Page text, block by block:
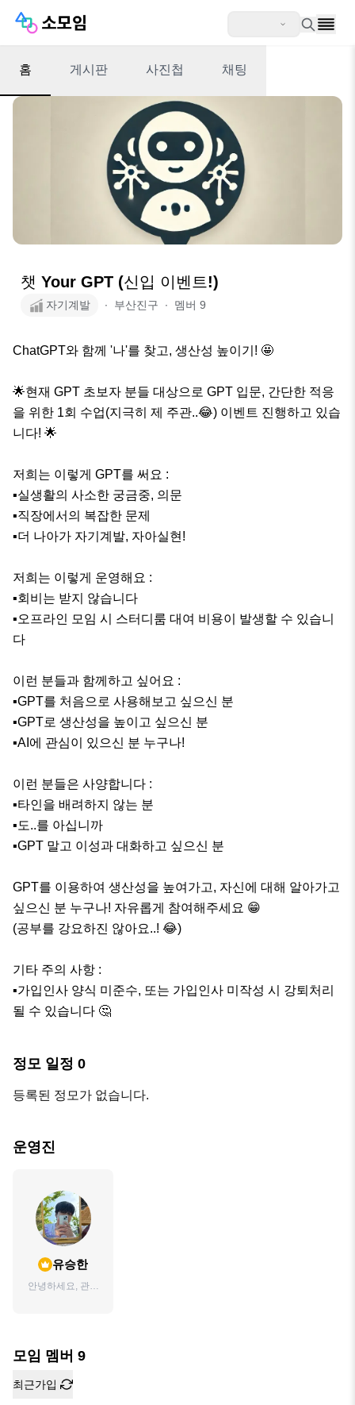
홈 게시판 사진첩 채팅
챗 Your GPT (신입 이벤트!)
자기계발 ∙ 부산진구 ∙ 멤버 9
ChatGPT와 함께 '나'를 찾고, 생산성 높이기! 🤩
🌟현재 GPT 초보자 분들 대상으로 GPT 입문, 간단한 적응
을 위한 1회 수업(지극히 제 주관..😂) 이벤트 진행하고 있습
니다! 🌟
저희는 이렇게 GPT를 써요 :
▪️실생활의 사소한 궁금중, 의문
▪️직장에서의 복잡한 문제
▪️더 나아가 자기계발, 자아실현!
저희는 이렇게 운영해요 :
▪️회비는 받지 않습니다
️▪️오프라인 모임 시 스터디룸 대여 비용이 발생할 수 있습니
다
이런 분들과 함께하고 싶어요 :
▪️GPT를 처음으로 사용해보고 싶으신 분
▪️GPT로 생산성을 높이고 싶으신 분
▪️AI에 관심이 있으신 분 누구나!
이런 분들은 사양합니다 :
▪️타인을 배려하지 않는 분
▪️도..를 아십니까
▪️GPT 말고 이성과 대화하고 싶으신 분
GPT를 이용하여 생산성을 높여가고, 자신에 대해 알아가고
싶으신 분 누구나! 자유롭게 참여해주세요 😁
(공부를 강요하진 않아요..! 😂)
기타 주의 사항 :
▪️가입인사 양식 미준수, 또는 가입인사 미작성 시 강퇴처리
될 수 있습니다 🤔
정모 일정 0
등록된 정모가 없습니다.
운영진
유승한
안녕하세요, 관심
모임 멤버 9
최근가입